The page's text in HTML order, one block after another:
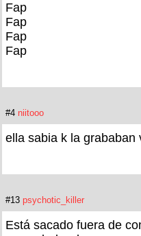
Fap
Fap
Fap
Fap
#4 niitooo
ella sabia k la grababan
#13 psychotic_killer
Está sacado fuera de